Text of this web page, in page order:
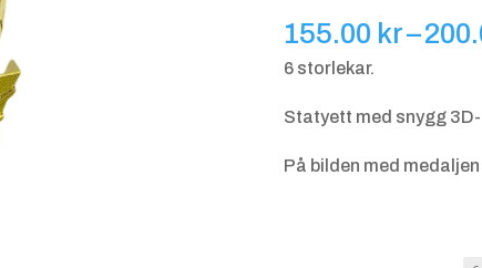
155.00 kr–
6 storlekar.
Statyett med snygg
På bilden med